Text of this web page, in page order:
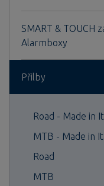
SMART & TOUCH
Alarmboxy
Přilby
Road - Made in
MTB - Made in
Road
MTB